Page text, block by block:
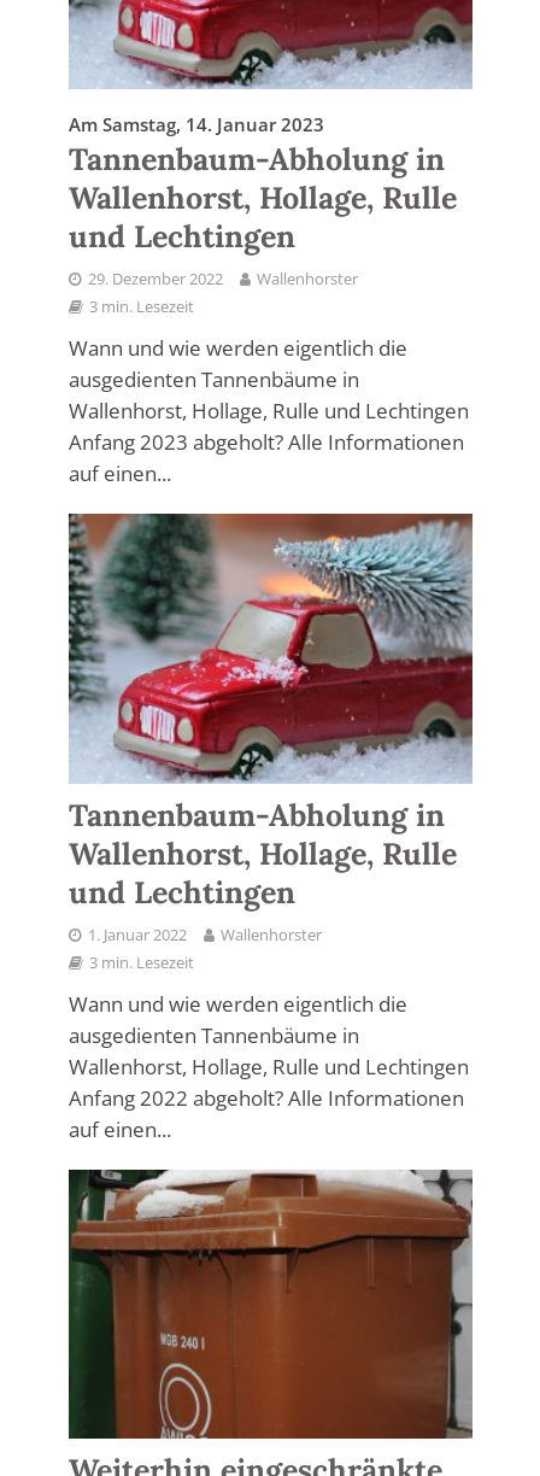
Am Samstag, 14. Januar 2023
Tannenbaum-Abholung in
Wallenhorst, Hollage, Rulle
und Lechtingen
29. Dezember 2022
Wallenhorster
3 min. Lesezeit
Wann und wie werden eigentlich die
ausgedienten Tannenbäume in
Wallenhorst, Hollage, Rulle und Lechtingen
Anfang 2023 abgeholt? Alle Informationen
auf einen...
Tannenbaum-Abholung in
Wallenhorst, Hollage, Rulle
und Lechtingen
1. Januar 2022
Wallenhorster
3 min. Lesezeit
Wann und wie werden eigentlich die
ausgedienten Tannenbäume in
Wallenhorst, Hollage, Rulle und Lechtingen
Anfang 2022 abgeholt? Alle Informationen
auf einen...